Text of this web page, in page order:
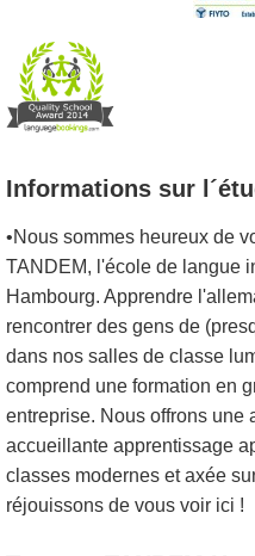
Informations sur
•Nous sommes heureux de
TANDEM, l'école de langue
Hambourg. Apprendre
rencontrer des gens de
dans nos salles de classe
comprend une formation en
entreprise. Nous offrons une
accueillante apprentissage
classes modernes et axée
réjouissons de vous voir ici !